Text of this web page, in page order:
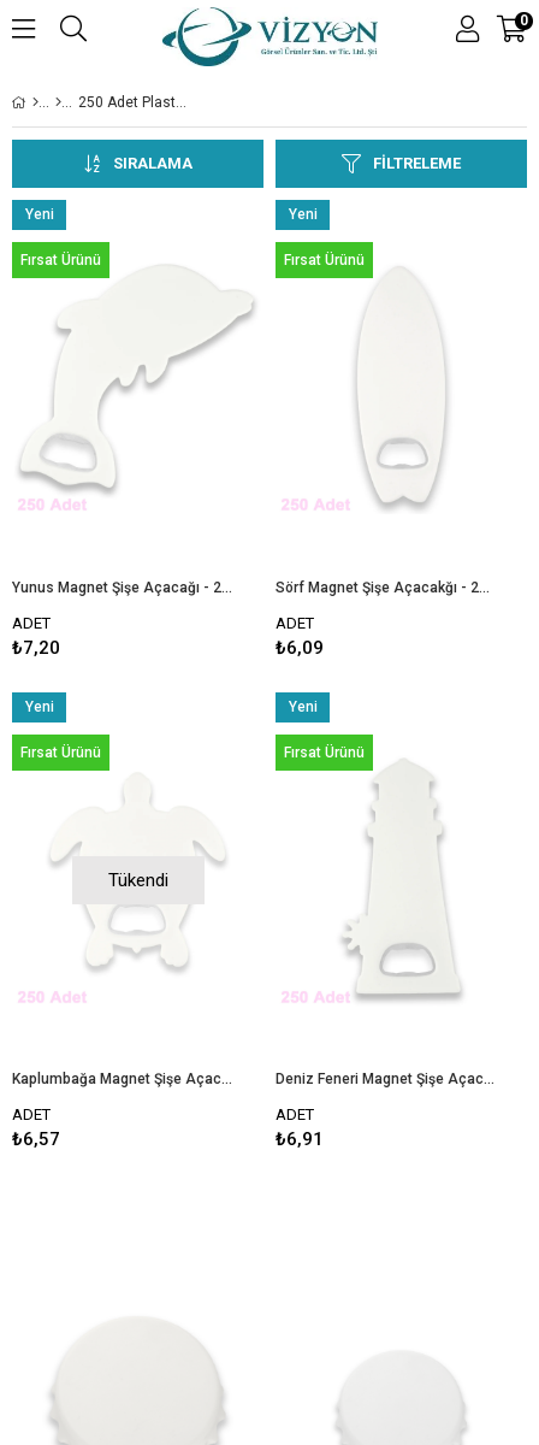
0
250 Adet Plastik Magnet Şişe Açacakları
FILTRELEME
SIRALAMA
Yunus Magnet Şişe Açacağı - 250 Adet
ADET
₺7,20
Yeni
Ürün
Fırsat Ürünü
Sörf Magnet Şişe Açacakğı - 250 Adet
ADET
₺6,09
Yeni
Ürün
Fırsat Ürünü
Tükendi
Kaplumbağa Magnet Şişe Açacağı - 250 Adet
ADET
₺6,57
Yeni
Ürün
Fırsat Ürünü
Deniz Feneri Magnet Şişe Açacağı - 250 Adet
ADET
₺6,91
Yeni
Ürün
Fırsat Ürünü